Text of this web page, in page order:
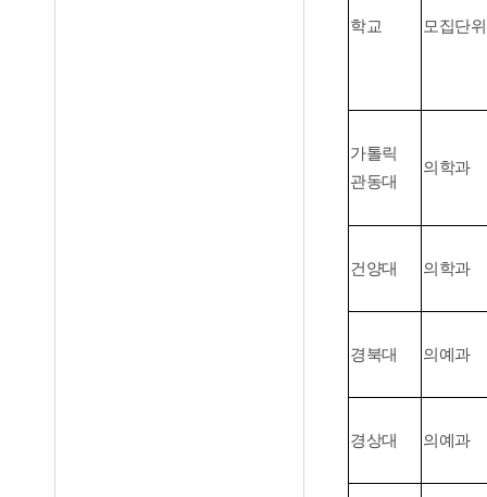
학교 모집단위
가톨릭
관동대
의학과
건양대 의학과
경북대 의예과
경상대 의예과